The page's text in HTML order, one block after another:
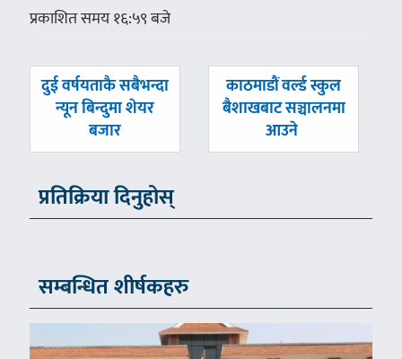
प्रकाशित समय १६:५९ बजे
पछिल्लाे
दुई वर्षयताकै सबैभन्दा
न्यून बिन्दुमा शेयर
बजार
अघिल्लाे
-
काठमाडौं वर्ल्ड स्कुल
बैशाखबाट सञ्चालनमा
आउने
प्रतिक्रिया दिनुहोस्
सम्बन्धित शीर्षकहरु